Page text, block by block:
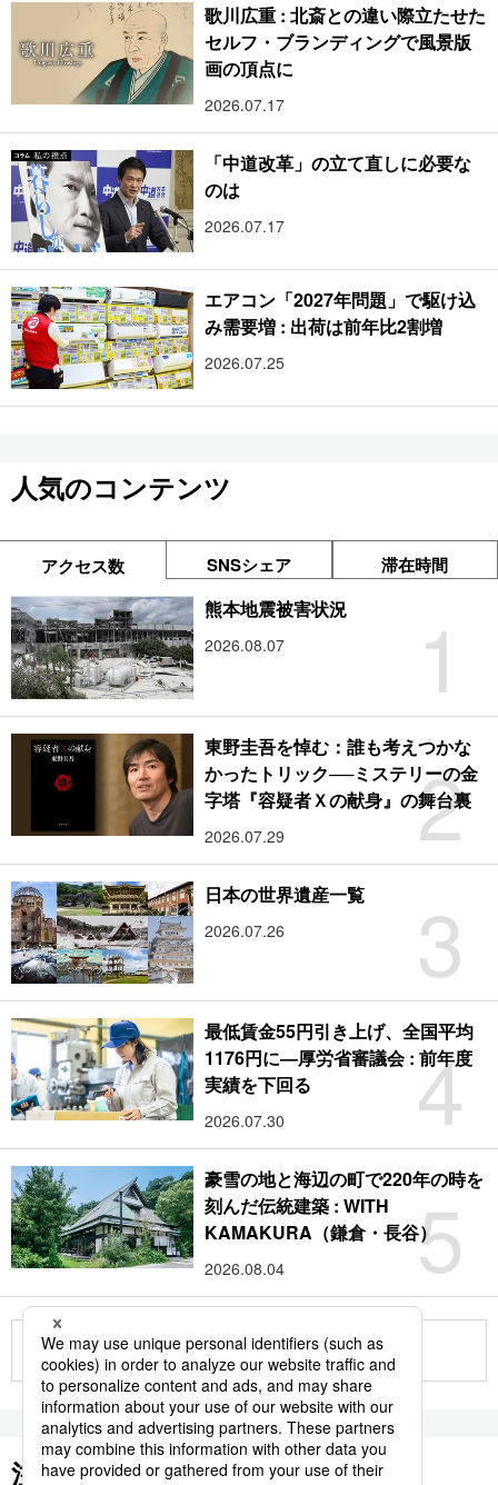
歌川広重 : 北斎との違い際立たせた
セルフ・ブランディングで風景版
画の頂点に
2026.07.17
「中道改革」の立て直しに必要な
のは
2026.07.17
エアコン「2027年問題」で駆け込
み需要増 : 出荷は前年比2割増
2026.07.25
人気のコンテンツ
アクセス数 SNSシェア 滞在時間
1
熊本地震被害状況
2026.08.07
2
東野圭吾を悼む：誰も考えつかな
かったトリック──ミステリーの金
字塔『容疑者Ｘの献身』の舞台裏
2026.07.29
3
日本の世界遺産一覧
2026.07.26
4
最低賃金55円引き上げ、全国平均
1176円に―厚労省審議会 : 前年度
実績を下回る
2026.07.30
5
豪雪の地と海辺の町で220年の時を
刻んだ伝統建築 : WITH
KAMAKURA（鎌倉・長谷）
2026.08.04
もっと見る
注目のキーワード